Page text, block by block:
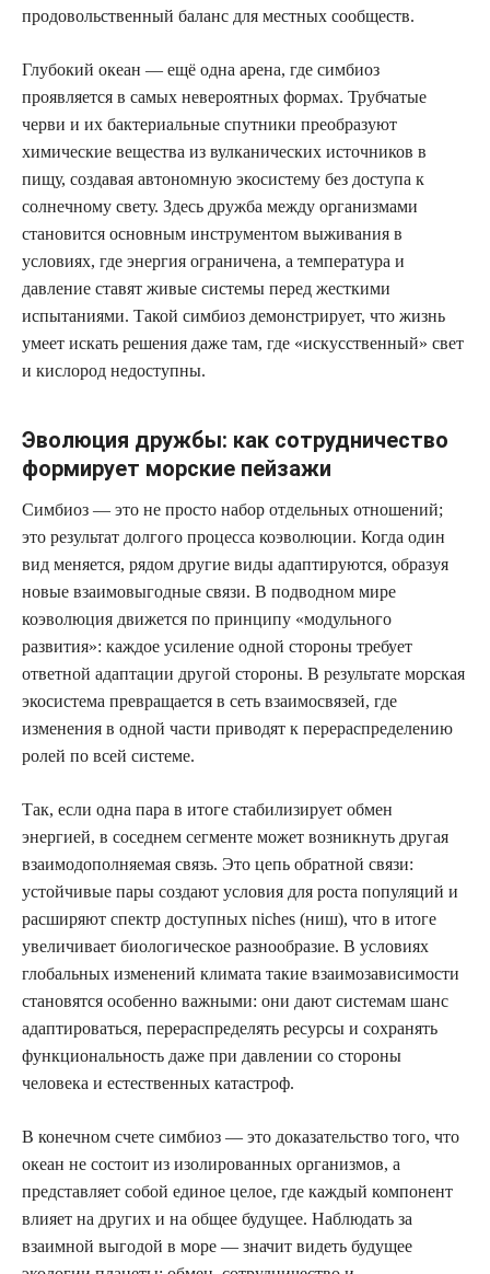
продовольственный баланс для местных сообществ.
Глубокий океан — ещё одна арена, где симбиоз
проявляется в самых невероятных формах. Трубчатые
черви и их бактериальные спутники преобразуют
химические вещества из вулканических источников в
пищу, создавая автономную экосистему без доступа к
солнечному свету. Здесь дружба между организмами
становится основным инструментом выживания в
условиях, где энергия ограничена, а температура и
давление ставят живые системы перед жесткими
испытаниями. Такой симбиоз демонстрирует, что жизнь
умеет искать решения даже там, где «искусственный» свет
и кислород недоступны.
Эволюция дружбы: как сотрудничество
формирует морские пейзажи
Симбиоз — это не просто набор отдельных отношений;
это результат долгого процесса коэволюции. Когда один
вид меняется, рядом другие виды адаптируются, образуя
новые взаимовыгодные связи. В подводном мире
коэволюция движется по принципу «модульного
развития»: каждое усиление одной стороны требует
ответной адаптации другой стороны. В результате морская
экосистема превращается в сеть взаимосвязей, где
изменения в одной части приводят к перераспределению
ролей по всей системе.
Так, если одна пара в итоге стабилизирует обмен
энергией, в соседнем сегменте может возникнуть другая
взаимодополняемая связь. Это цепь обратной связи:
устойчивые пары создают условия для роста популяций и
расширяют спектр доступных niches (ниш), что в итоге
увеличивает биологическое разнообразие. В условиях
глобальных изменений климата такие взаимозависимости
становятся особенно важными: они дают системам шанс
адаптироваться, перераспределять ресурсы и сохранять
функциональность даже при давлении со стороны
человека и естественных катастроф.
В конечном счете симбиоз — это доказательство того, что
океан не состоит из изолированных организмов, а
представляет собой единое целое, где каждый компонент
влияет на других и на общее будущее. Наблюдать за
взаимной выгодой в море — значит видеть будущее